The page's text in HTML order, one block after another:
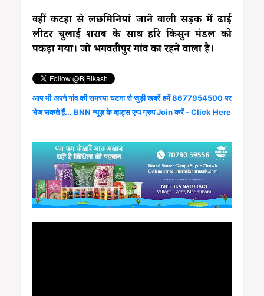
वहीं कटहा से लछमिनियां जाने वाली सड़क में ढाई
लीटर चुलाई शराब के साथ हरि किसुन मंडल को
पकड़ा गया। जो भगवतीपुर गांव का रहने वाला है।
आप भी अपने गांव की समस्या घटना से जुड़ी खबरें हमें 8677954500 पर
भेज सकते हैं... BNN न्यूज़ के व्हाट्स एप्प ग्रुप Join करें - Click Here